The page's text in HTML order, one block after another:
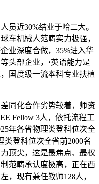
近30%结业于哈工大。
车机械人范畴实力极强，
业深度合做，35%进入华
头部企业，•英语能力是
国度级一流本科专业扶植
同化合作劣势较着，师资
Fellow 3人，依托流程工
年各省物理类登科位次全
类登科位次全省前2000名
顶尖，这是最焦点、最权
范畴承认度极高，正在西
，现有兼任教师128人，